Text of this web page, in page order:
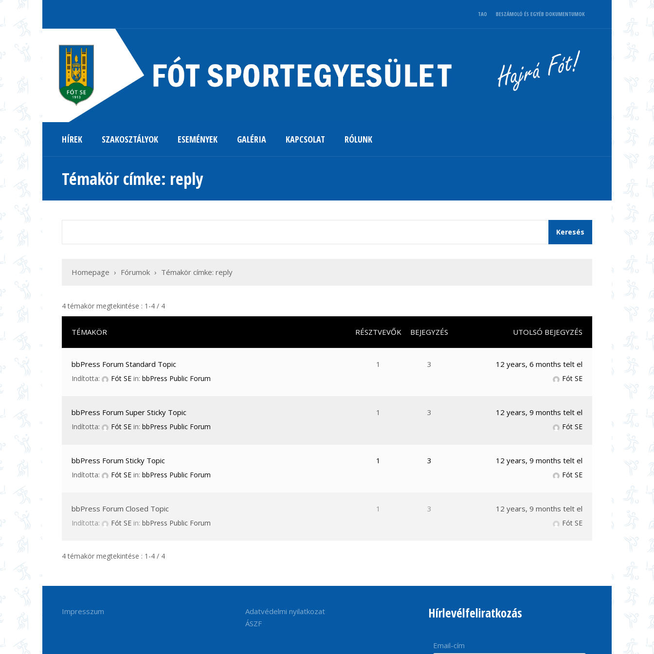
TAO BESZÁMOLÓ ÉS EGYÉB DOKUMENTUMOK
HÍREK SZAKOSZTÁLYOK ESEMÉNYEK GALÉRIA KAPCSOLAT RÓLUNK
Témakör címke: reply
Homepage › Fórumok › Témakör címke: reply
4 témakör megtekintése : 1-4 / 4
TÉMAKÖR RÉSZTVEVŐK BEJEGYZÉS UTOLSÓ BEJEGYZÉS
bbPress Forum Standard Topic
Indította: Fót SE in: bbPress Public Forum
1 3 12 years, 6 months telt el
Fót SE
bbPress Forum Super Sticky Topic
Indította: Fót SE in: bbPress Public Forum
1 3 12 years, 9 months telt el
Fót SE
bbPress Forum Sticky Topic
Indította: Fót SE in: bbPress Public Forum
1 3 12 years, 9 months telt el
Fót SE
bbPress Forum Closed Topic
Indította: Fót SE in: bbPress Public Forum
1 3 12 years, 9 months telt el
Fót SE
4 témakör megtekintése : 1-4 / 4
Impresszum
Adatvédelmi nyilatkozat
ÁSZF
Hírlevélfeliratkozás
Email-cím